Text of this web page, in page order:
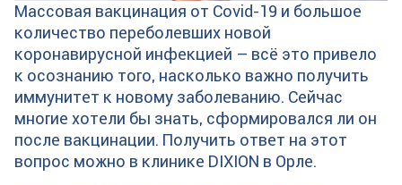
Массовая вакцинация от Covid-19 и большое
количество переболевших новой
коронавирусной инфекцией – всё это привело
к осознанию того, насколько важно получить
иммунитет к новому заболеванию. Сейчас
многие хотели бы знать, сформировался ли он
после вакцинации. Получить ответ на этот
вопрос можно в клинике DIXION в Орле.